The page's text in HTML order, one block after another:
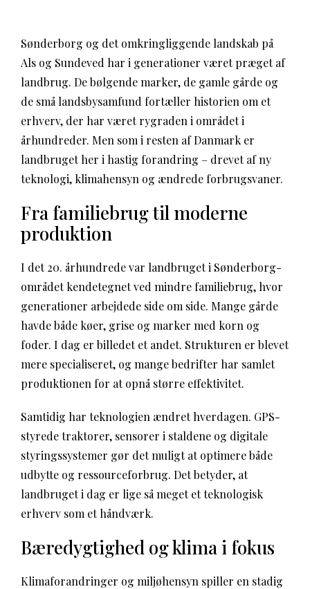
Sønderborg og det omkringliggende landskab på
Als og Sundeved har i generationer været præget af
landbrug. De bølgende marker, de gamle gårde og
de små landsbysamfund fortæller historien om et
erhverv, der har været rygraden i området i
århundreder. Men som i resten af Danmark er
landbruget her i hastig forandring – drevet af ny
teknologi, klimahensyn og ændrede forbrugsvaner.
Fra familiebrug til moderne
produktion
I det 20. århundrede var landbruget i Sønderborg-
området kendetegnet ved mindre familiebrug, hvor
generationer arbejdede side om side. Mange gårde
havde både køer, grise og marker med korn og
foder. I dag er billedet et andet. Strukturen er blevet
mere specialiseret, og mange bedrifter har samlet
produktionen for at opnå større effektivitet.
Samtidig har teknologien ændret hverdagen. GPS-
styrede traktorer, sensorer i staldene og digitale
styringssystemer gør det muligt at optimere både
udbytte og ressourceforbrug. Det betyder, at
landbruget i dag er lige så meget et teknologisk
erhverv som et håndværk.
Bæredygtighed og klima i fokus
Klimaforandringer og miljøhensyn spiller en stadig